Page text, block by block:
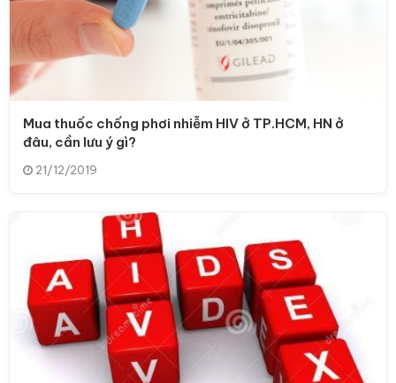
Mua thuốc chống phơi nhiễm HIV ở TP.HCM, HN ở
đâu, cần lưu ý gì?
21/12/2019